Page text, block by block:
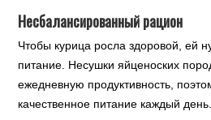
Несбалансированный рацион
Чтобы курица росла здоровой, ей
питание. Несушки яйценоских
ежедневную продуктивность,
качественное питание каждый день.